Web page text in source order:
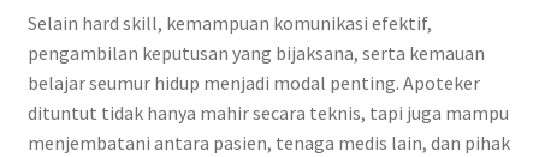
Selain hard skill, kemampuan komunikasi efektif,
pengambilan keputusan yang bijaksana, serta kemauan
belajar seumur hidup menjadi modal penting. Apoteker
dituntut tidak hanya mahir secara teknis, tapi juga mampu
menjembatani antara pasien, tenaga medis lain, dan pihak